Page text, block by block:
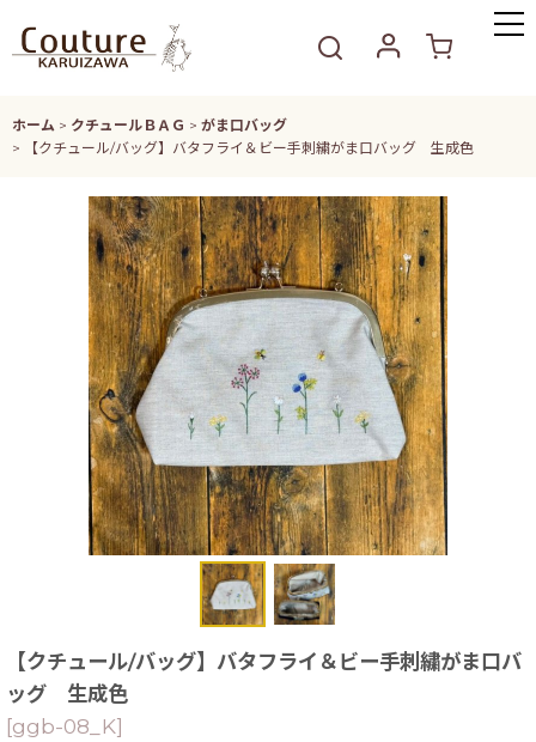
ホーム > クチュールＢＡＧ > がま口バッグ
>
【クチュール/バッグ】バタフライ＆ビー手刺繍がま口バッグ 生成色
【クチュール/バッグ】バタフライ＆ビー手刺繍がま口バ
ッグ 生成色
[ggb-08_K]